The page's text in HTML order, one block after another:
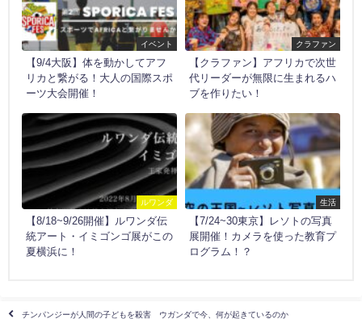
イベント
【9/4大阪】体を動かしてアフ
リカと繋がる！大人の国際スポ
ーツ大会開催！
クラファン
【クラファン】アフリカで次世
代リーダーが無限に生まれるハ
ブを作りたい！
ルワンダ
【8/18~9/26開催】ルワンダ伝
統アート・イミゴンゴ展がこの
夏横浜に！
生活
【7/24~30東京】レソトの写真
展開催！カメラを使った教育プ
ログラム！？
チンパンジーが人間の子どもを殺害 ウガンダで今、何が起きているのか